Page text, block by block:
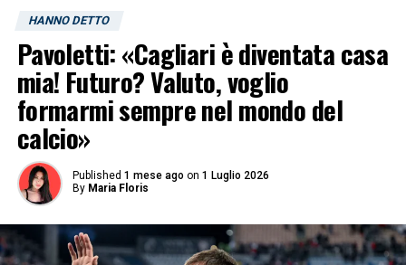
HANNO DETTO
Pavoletti: «Cagliari è diventata casa
mia! Futuro? Valuto, voglio
formarmi sempre nel mondo del
calcio»
Published 1 mese ago on 1 Luglio 2026
By Maria Floris